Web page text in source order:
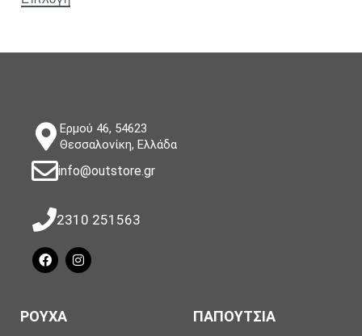
Ερμού 46, 54623
Θεσσαλονίκη, Ελλάδα
info@outstore.gr
2310 251563
ΡΟΥΧΑ ΠΑΠΟΥΤΣΙΑ